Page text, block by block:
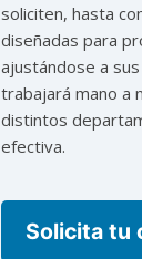
soliciten, hasta
diseñadas para
ajustándose a
trabajará mano a
distintos
efectiva.
Solicita tu